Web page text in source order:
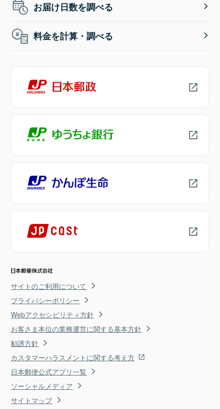
お届け日数を調べる
料金を計算・調べる
サイトのご利用について
プライバシーポリシー
Webアクセシビリティ方針
お客さま本位の業務運営に関する基本方針
勧誘方針
カスタマーハラスメントに関する考え方
日本郵便公式アプリ一覧
ソーシャルメディア
サイトマップ